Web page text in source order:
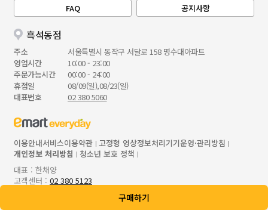
구매하기
FAQ 공지사항
흑석동점
주소
서울특별시 동작구 서달로 158 명수대아파트
영업시간
10:00 - 23:00
주문가능시간
00:00 - 24:00
휴점일
08/09(일),08/23(일)
대표번호
02 380 5060
이용안내서비스이용약관 고정형 영상정보처리기기운영·관리방침
개인정보 처리방침
청소년 보호 정책
대표 : 한채양
고객센터 : 02 380 5123
통신판매업 : 제 2023-서울중구-0921호
사업자등록번호 : 206-86-50913사업자정보확인